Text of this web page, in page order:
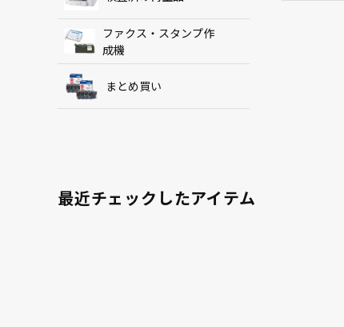
ファクス・スタンプ作
成機
まとめ買い
最近チェックしたアイテム